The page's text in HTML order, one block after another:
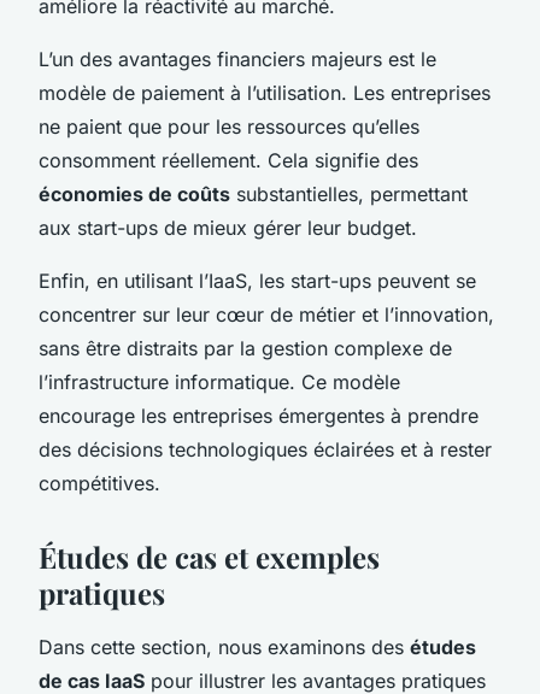
améliore la réactivité au marché.
L’un des avantages financiers majeurs est le
modèle de paiement à l’utilisation. Les entreprises
ne paient que pour les ressources qu’elles
consomment réellement. Cela signifie des
économies de coûts substantielles, permettant
aux start-ups de mieux gérer leur budget.
Enfin, en utilisant l’IaaS, les start-ups peuvent se
concentrer sur leur cœur de métier et l’innovation,
sans être distraits par la gestion complexe de
l’infrastructure informatique. Ce modèle
encourage les entreprises émergentes à prendre
des décisions technologiques éclairées et à rester
compétitives.
Études de cas et exemples
pratiques
Dans cette section, nous examinons des études
de cas IaaS pour illustrer les avantages pratiques